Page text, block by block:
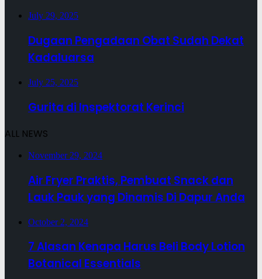
July 29, 2025
Dugaan Pengadaan Obat Sudah Dekat
Kadaluarsa
July 25, 2025
Gurita di Inspektorat Kerinci
ALL NEWS
November 29, 2024
Air Fryer Praktis, Pembuat Snack dan
Lauk Pauk yang Dinamis Di Dapur Anda
October 2, 2024
7 Alasan Kenapa Harus Beli Body Lotion
Botanical Essentials